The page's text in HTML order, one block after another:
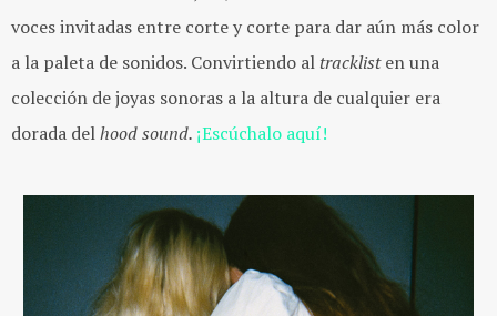
voces invitadas entre corte y corte para dar aún más color
a la paleta de sonidos. Convirtiendo al tracklisten una
colección de joyas sonoras a la altura de cualquier era
dorada delhood sound. ¡Escúchalo aquí!